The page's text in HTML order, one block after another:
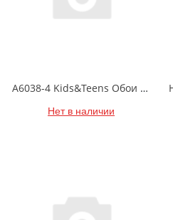
A6038-4 Kids&Teens Обои виниловые на бумажной основе Обои виниловые на бумажной основе 1.06*15.6
Нет в наличии